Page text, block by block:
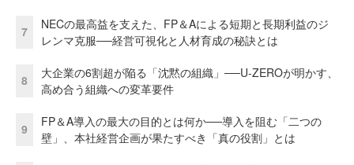
7
NECの最高益を支えた、FP＆Aによる短期と長期利益のジ
レンマ克服──経営可視化と人材育成の秘訣とは
8
大企業の6割超が陥る「沈黙の組織」──U-ZEROが明かす、
高め合う組織への変革要件
9
FP＆A導入の最大の目的とは何か──導入を阻む「二つの
壁」、本社経営企画が果たすべき「真の役割」とは